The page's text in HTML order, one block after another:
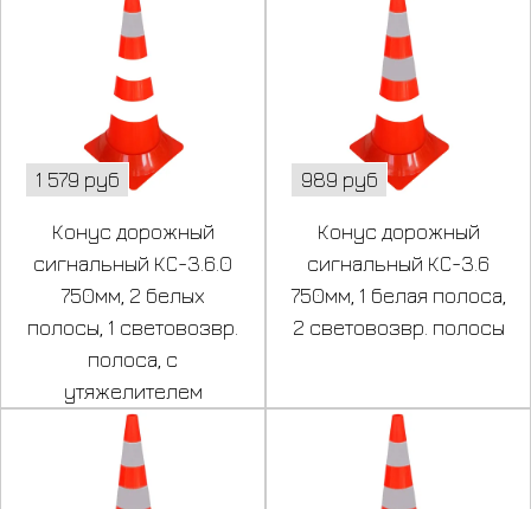
1 579 руб
Конус дорожный
сигнальный КС-3.6.0
750мм, 2 белых
полосы, 1 световозвр.
полоса, с
утяжелителем
989 руб
Конус дорожный
сигнальный КС-3.6
750мм, 1 белая полоса,
2 световозвр. полосы